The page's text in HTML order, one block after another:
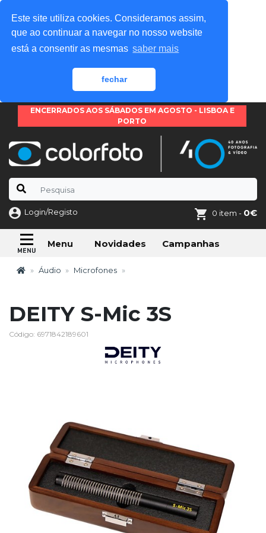
Este site utiliza cookies. Consideramos assim,
que ao continuar a navegar no nosso website
está a consentir as mesmas saber mais
fechar
ENCERRADOS AOS SÁBADOS EM AGOSTO - LISBOA E
PORTO
Login/Registo 0 item - 0€
Menu Novidades Campanhas
Áudio Microfones
DEITY S-Mic 3S
Código: 6971842189601